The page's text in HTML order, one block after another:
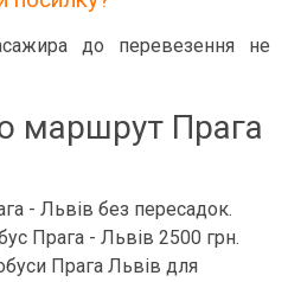
до перевезення не
маршрут Прага
- Львів без пересадок.
Прага - Львів 2500 грн.
Прага Львів для